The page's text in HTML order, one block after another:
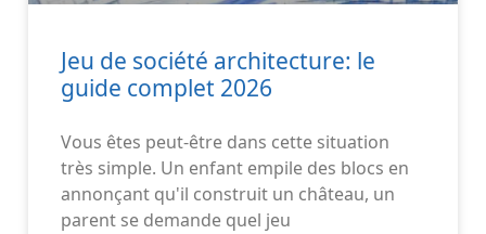
Jeu de société architecture: le
guide complet 2026
Vous êtes peut-être dans cette situation
très simple. Un enfant empile des blocs en
annonçant qu'il construit un château, un
parent se demande quel jeu